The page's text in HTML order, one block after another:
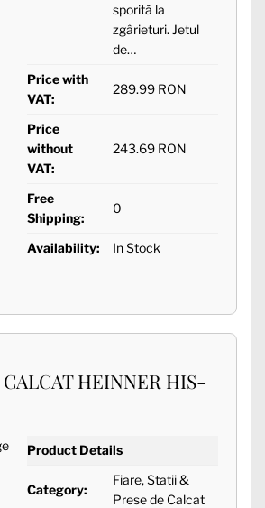
sporită la
zgârieturi. Jetul
de…
Price with
VAT:
289.99 RON
Price
without
VAT:
243.69 RON
Free
Shipping:
0
Availability: In Stock
CALCAT HEINNER HIS-
Product Details
Category:
Fiare, Statii &
Prese de Calcat